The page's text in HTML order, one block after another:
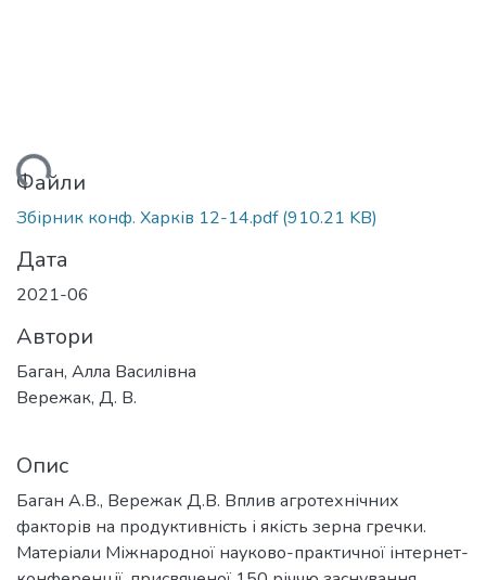
Файли
Збірник конф. Харків 12-14.pdf(910.21 KB)
Дата
2021-06
Автори
Баган, Алла Василівна
Вережак, Д. В.
Опис
Баган А.В., Вережак Д.В. Вплив агротехнічних
факторів на продуктивність і якість зерна гречки.
Матеріали Міжнародної науково-практичної інтернет-